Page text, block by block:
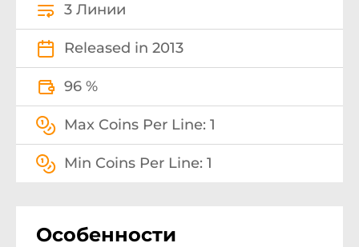
3 Линии
Released in 2013
96 %
Max Coins Per Line: 1
Min Coins Per Line: 1
Особенности